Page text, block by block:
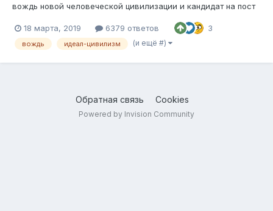
вождь новой человеческой цивилизации и кандидат на пост
мне в построении на Земле мирового идеал-цивилизма –
общественного строя, в основе которого стоят мудрость,
18 марта, 2019 6379 ответов 3
вождь идеал-цивилизм (и ещё #)
Обратная связь Cookies
Powered by Invision Community